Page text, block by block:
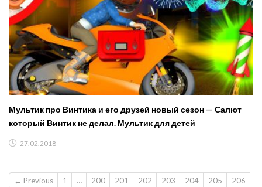
Мультик про Винтика и его друзей новый сезон — Салют
который Винтик не делал. Мультик для детей
27.02.2018
← Previous 1 … 200 201 202 203 204 205
206